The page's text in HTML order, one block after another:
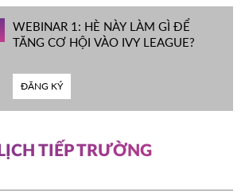
WEBINAR 1: HÈ NÀY LÀM GÌ ĐỂ
TĂNG CƠ HỘI VÀO IVY LEAGUE?
ĐĂNG KÝ
LỊCH TIẾP TRƯỜNG